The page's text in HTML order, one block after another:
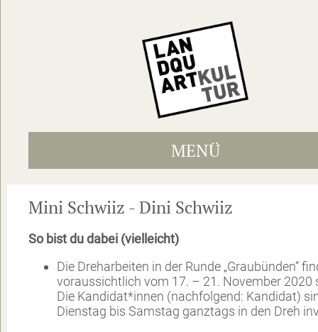
MENÜ
Mini Schwiiz - Dini Schwiiz
So bist du dabei (vielleicht)
Die Dreharbeiten in der Runde „Graubünden“
voraussichtlich vom 17. – 21. November 2020
Die Kandidat*innen (nachfolgend: Kandidat)
Dienstag bis Samstag ganztags in den Dreh